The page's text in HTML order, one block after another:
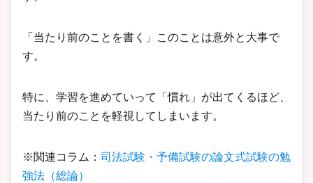
「当たり前のことを書く」このことは意外と大事で
す。
特に、学習を進めていって「慣れ」が出てくるほど、
当たり前のことを軽視してしまいます。
※関連コラム： 司法試験・予備試験の論文式試験の勉
強法（総論）